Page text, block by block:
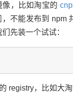
像，比如淘宝的
不能发布到 npm
先装一个试试：
registry，比如大淘